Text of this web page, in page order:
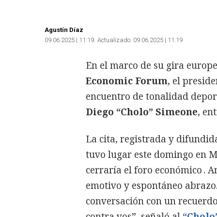
Agustín Díaz
09.06.2025 | 11:19 Actualizado: 09.06.2025 | 11:19
En el marco de su gira
Economic Forum, el
encuentro de tonalidad
Diego “Cholo” Simeone,
La cita, registrada y
tuvo lugar este domingo en
cerraría el foro económico .
emotivo y espontáneo
conversación con un